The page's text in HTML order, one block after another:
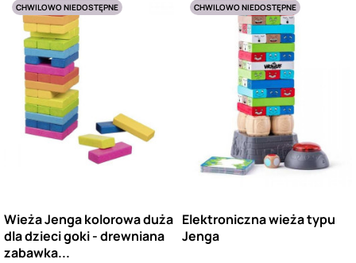
CHWILOWO NIEDOSTĘPNE
Wieża Jenga kolorowa duża
dla dzieci goki - drewniana
zabawka...
CHWILOWO NIEDOSTĘPNE
Elektroniczna wieża typu
Jenga